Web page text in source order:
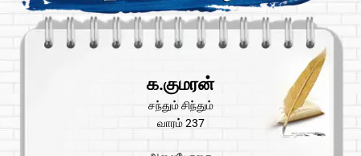
க.குமரன்
சந்தும் சிந்தும்
வாரம் 237